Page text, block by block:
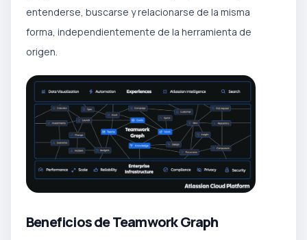
entenderse, buscarse y relacionarse de la misma
forma, independientemente de la herramienta de
origen.
Beneficios de Teamwork Graph